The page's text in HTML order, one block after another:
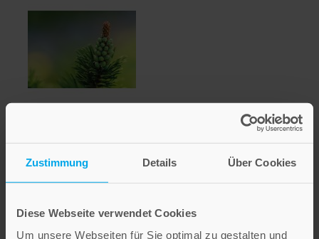
Zustimmung Details Über Cookies
Diese Webseite verwendet Cookies
Um unsere Webseiten für Sie optimal zu gestalten und
2,60 €
Inkl. 19% MwSt.,exkl.Versandkosten